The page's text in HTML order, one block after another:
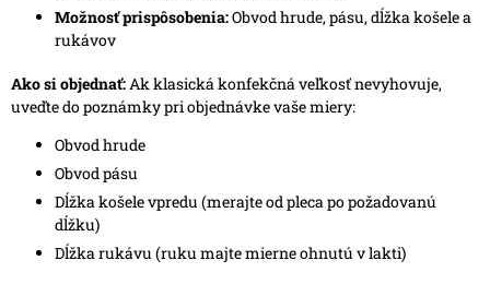
Možnosť prispôsobenia:Obvod hrude, pásu, dĺžka košele a
rukávov
Ako si objednať: Ak klasická konfekčná veľkosť nevyhovuje,
uveďte do poznámky pri objednávke vaše miery:
Obvod hrude
Obvod pásu
Dĺžka košele vpredu (merajte od pleca po požadovanú
dĺžku)
Dĺžka rukávu (ruku majte mierne ohnutú v lakti)